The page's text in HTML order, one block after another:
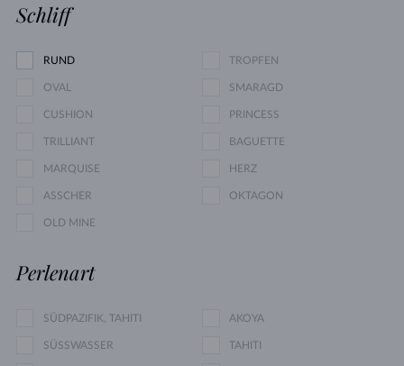
Schliff
RUND TROPFEN
OVAL SMARAGD
CUSHION PRINCESS
TRILLIANT BAGUETTE
MARQUISE HERZ
ASSCHER OKTAGON
OLD MINE
Perlenart
SÜDPAZIFIK, TAHITI AKOYA
SÜSSWASSER TAHITI